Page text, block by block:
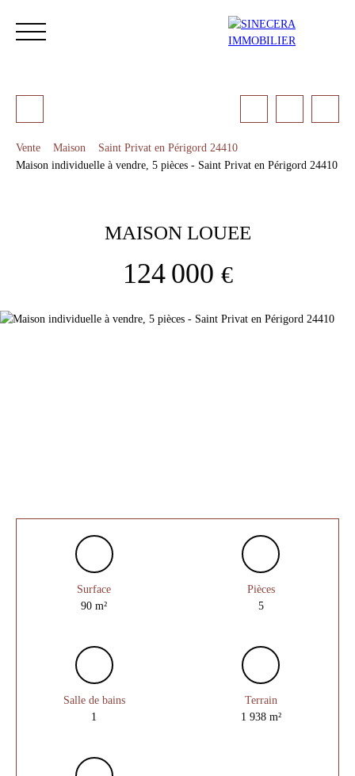
Estimation
Vente Maison
Saint Privat en Périgord 24410
Maison individuelle à vendre, 5 pièces - Saint Privat en Périgord 24410
MAISON LOUEE
124 000 €
Surface
90m²
Pièces
5
Salle de bains
1
Terrain
1 938 m²